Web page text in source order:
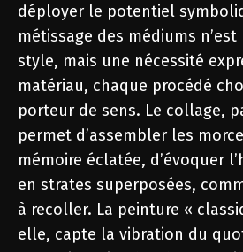
déployer le potentiel
métissage des médiums
style, mais une nécessité
matériau, chaque procédé
porteur de sens. Le collage,
permet d’assembler les
mémoire éclatée, d’évoquer
en strates superposées,
à recoller. La peinture «
elle, capte la vibration du